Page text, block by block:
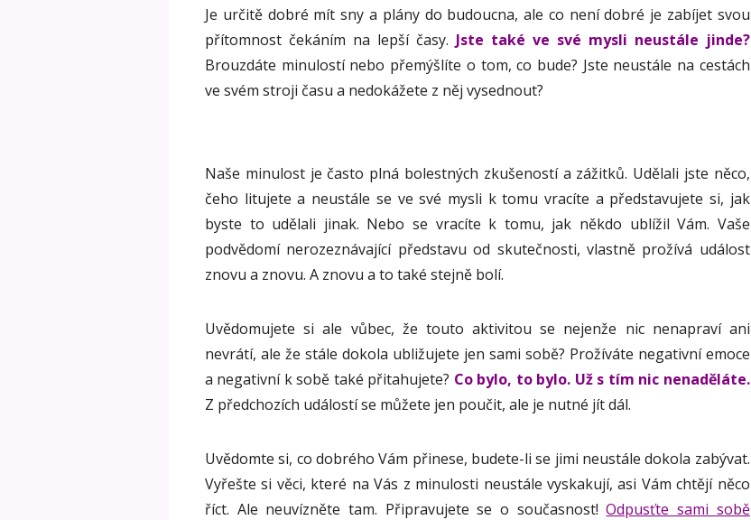
Je určitě dobré mít sny a plány do budoucna, ale co není dobré je zabíjet svou
přítomnost čekáním na lepší časy. Jste také ve své mysli neustále jinde?
Brouzdáte minulostí nebo přemýšlíte o tom, co bude? Jste neustále na cestách
ve svém stroji času a nedokážete z něj vysednout?
Naše minulost je často plná bolestných zkušeností a zážitků. Udělali jste něco,
čeho litujete a neustále se ve své mysli k tomu vracíte a představujete si, jak
byste to udělali jinak. Nebo se vracíte k tomu, jak někdo ublížil Vám. Vaše
podvědomí nerozeznávající představu od skutečnosti, vlastně prožívá událost
znovu a znovu. A znovu a to také stejně bolí.
Uvědomujete si ale vůbec, že touto aktivitou se nejenže nic nenapraví ani
nevrátí, ale že stále dokola ubližujete jen sami sobě? Prožíváte negativní emoce
a negativní k sobě také přitahujete? Co bylo, to bylo. Už s tím nic nenaděláte.
Z předchozích událostí se můžete jen poučit, ale je nutné jít dál.
Uvědomte si, co dobrého Vám přinese, budete-li se jimi neustále dokola zabývat.
Vyřešte si věci, které na Vás z minulosti neustále vyskakují, asi Vám chtějí něco
říct. Ale neuvízněte tam. Připravujete se o současnost!Odpusťte sami sobě